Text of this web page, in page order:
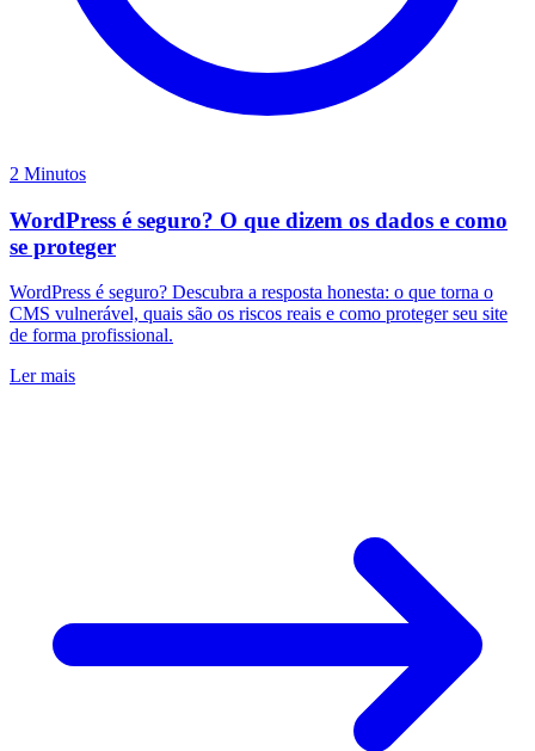
2 Minutos
WordPress é seguro? O que dizem os dados e como
se proteger
WordPress é seguro? Descubra a resposta honesta: o que torna o
CMS vulnerável, quais são os riscos reais e como proteger seu site
de forma profissional.
Ler mais